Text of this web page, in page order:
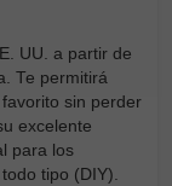
UU. a partir de
Te permitirá
sin perder
excelente
para los
tipo (DIY).